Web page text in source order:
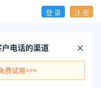
登 录 注 册
电话的渠道
费试用>>>